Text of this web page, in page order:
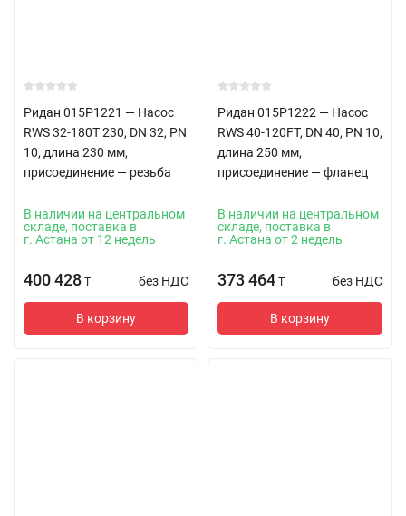
Ридан 015P1221 — Насос
RWS 32-180T 230, DN 32, PN
10, длина 230 мм,
присоединение — резьба
В наличии на центральном
складе, поставка в
г. Астана от 12 недель
400 428 T без НДС
В корзину
Ридан 015P1222 — Насос
RWS 40-120FT, DN 40, PN 10,
длина 250 мм,
присоединение — фланец
В наличии на центральном
складе, поставка в
г. Астана от 2 недель
373 464 T без НДС
В корзину